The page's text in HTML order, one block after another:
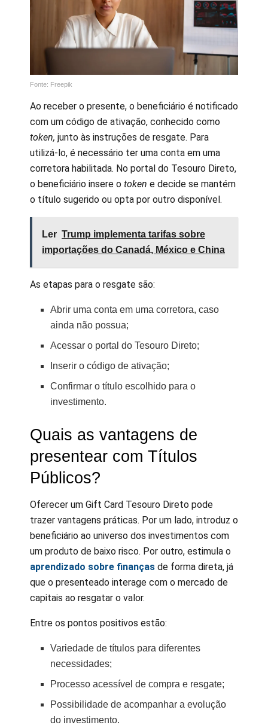
Fonte: Freepik
Ao receber o presente, o beneficiário é notificado
com um código de ativação, conhecido como
token, junto às instruções de resgate. Para
utilizá-lo, é necessário ter uma conta em uma
corretora habilitada. No portal do Tesouro Direto,
o beneficiário insere o token e decide se mantém
o título sugerido ou opta por outro disponível.
Ler Trump implementa tarifas sobre
importações do Canadá, México e China
As etapas para o resgate são:
Abrir uma conta em uma corretora, caso
ainda não possua;
Acessar o portal do Tesouro Direto;
Inserir o código de ativação;
Confirmar o título escolhido para o
investimento.
Quais as vantagens de
presentear com Títulos
Públicos?
Oferecer um Gift Card Tesouro Direto pode
trazer vantagens práticas. Por um lado, introduz o
beneficiário ao universo dos investimentos com
um produto de baixo risco. Por outro, estimula o
aprendizado sobre finanças de forma direta, já
que o presenteado interage com o mercado de
capitais ao resgatar o valor.
Entre os pontos positivos estão:
Variedade de títulos para diferentes
necessidades;
Processo acessível de compra e resgate;
Possibilidade de acompanhar a evolução
do investimento.